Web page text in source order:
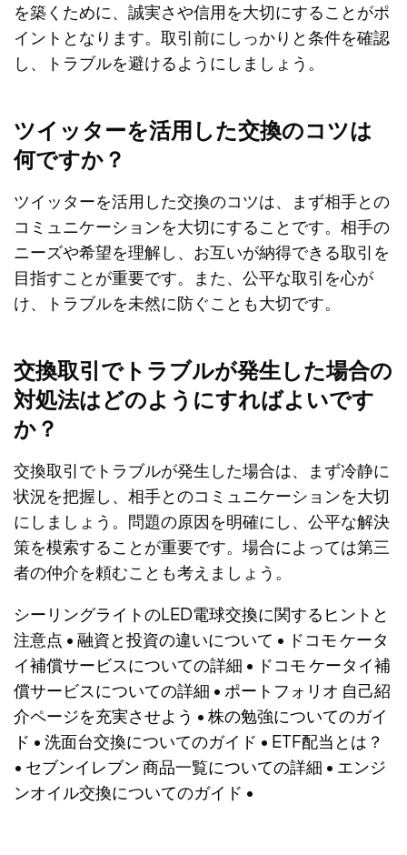
を築くために、誠実さや信用を大切にすることがポ
イントとなります。取引前にしっかりと条件を確認
し、トラブルを避けるようにしましょう。
ツイッターを活用した交換のコツは
何ですか？
ツイッターを活用した交換のコツは、まず相手との
コミュニケーションを大切にすることです。相手の
ニーズや希望を理解し、お互いが納得できる取引を
目指すことが重要です。また、公平な取引を心が
け、トラブルを未然に防ぐことも大切です。
交換取引でトラブルが発生した場合の
対処法はどのようにすればよいです
か？
交換取引でトラブルが発生した場合は、まず冷静に
状況を把握し、相手とのコミュニケーションを大切
にしましょう。問題の原因を明確にし、公平な解決
策を模索することが重要です。場合によっては第三
者の仲介を頼むことも考えましょう。
シーリングライトのLED電球交換に関するヒントと
注意点 • 融資と投資の違いについて • ドコモ ケータ
イ補償サービスについての詳細 • ドコモ ケータイ補
償サービスについての詳細 • ポートフォリオ 自己紹
介ページを充実させよう • 株の勉強についてのガイ
ド • 洗面台交換についてのガイド • ETF配当とは？
• セブンイレブン 商品一覧についての詳細 • エンジ
ンオイル交換についてのガイド •